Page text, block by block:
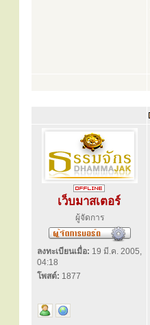
เว็บมาสเตอร์
ผู้จัดการ
ลงทะเบียนเมื่อ: 19 มี.ค. 2005,
04:18
โพสต์: 1877